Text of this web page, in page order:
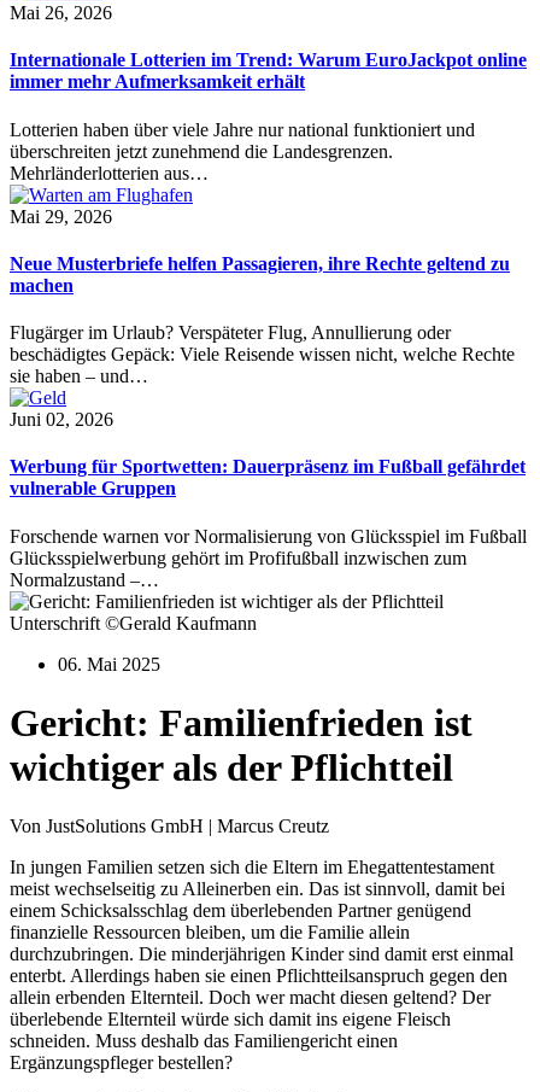
Mai 26, 2026
Internationale Lotterien im Trend: Warum EuroJackpot online
immer mehr Aufmerksamkeit erhält
Lotterien haben über viele Jahre nur national funktioniert und
überschreiten jetzt zunehmend die Landesgrenzen.
Mehrländerlotterien aus…
Mai 29, 2026
Neue Musterbriefe helfen Passagieren, ihre Rechte geltend zu
machen
Flugärger im Urlaub? Verspäteter Flug, Annullierung oder
beschädigtes Gepäck: Viele Reisende wissen nicht, welche Rechte
sie haben – und…
Juni 02, 2026
Werbung für Sportwetten: Dauerpräsenz im Fußball gefährdet
vulnerable Gruppen
Forschende warnen vor Normalisierung von Glücksspiel im Fußball
Glücksspielwerbung gehört im Profifußball inzwischen zum
Normalzustand –…
Unterschrift ©Gerald Kaufmann
06. Mai 2025
Gericht: Familienfrieden ist
wichtiger als der Pflichtteil
Von JustSolutions GmbH | Marcus Creutz
In jungen Familien setzen sich die Eltern im Ehegattentestament
meist wechselseitig zu Alleinerben ein. Das ist sinnvoll, damit bei
einem Schicksalsschlag dem überlebenden Partner genügend
finanzielle Ressourcen bleiben, um die Familie allein
durchzubringen. Die minderjährigen Kinder sind damit erst einmal
enterbt. Allerdings haben sie einen Pflichtteilsanspruch gegen den
allein erbenden Elternteil. Doch wer macht diesen geltend? Der
überlebende Elternteil würde sich damit ins eigene Fleisch
schneiden. Muss deshalb das Familiengericht einen
Ergänzungspfleger bestellen?